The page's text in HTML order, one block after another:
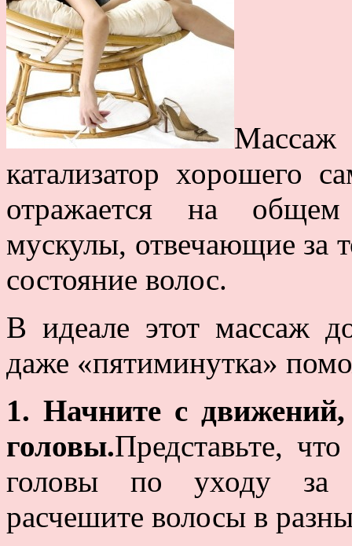
катализатор хорошего
отражается на общем
мускулы, отвечающие за
состояние волос.
В идеале этот массаж
даже «пятиминутка»
1. Начните с
головы.Представьте,
головы по уходу за
расчешите волосы в